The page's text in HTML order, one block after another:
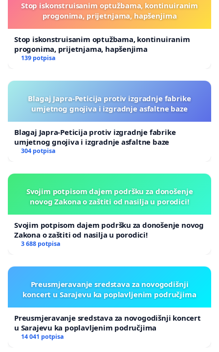
Stop iskonstruisanim optužbama, kontinuiranim
progonima, prijetnjama, hapšenjima
Stop iskonstruisanim optužbama, kontinuiranim
progonima, prijetnjama, hapšenjima
139 potpisa
Blagaj Japra-Peticija protiv izgradnje fabrike
umjetnog gnojiva i izgradnje asfaltne baze
Blagaj Japra-Peticija protiv izgradnje fabrike
umjetnog gnojiva i izgradnje asfaltne baze
304 potpisa
Svojim potpisom dajem podršku za donošenje
novog Zakona o zaštiti od nasilja u porodici!
Svojim potpisom dajem podršku za donošenje novog
Zakona o zaštiti od nasilja u porodici!
3 688 potpisa
Preusmjeravanje sredstava za novogodišnji
koncert u Sarajevu ka poplavljenim područjima
Preusmjeravanje sredstava za novogodišnji koncert
u Sarajevu ka poplavljenim područjima
14 041 potpisa